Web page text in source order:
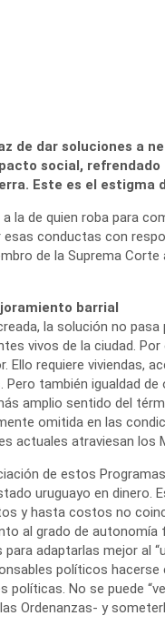
de dar soluciones a
social,
Este es el estigma
de quien roba para
conductas con
de la Suprema Corte
barrial
la solución no
vivos de la ciudad.
requiere viviendas,
también igualdad
amplio sentido del
omitida en las
actuales atraviesan los
de estos
uruguayo en dinero.
y hasta costos no
al grado de autonomía
adaptarlas mejor al
políticos
políticas. No se puede
Ordenanzas- y